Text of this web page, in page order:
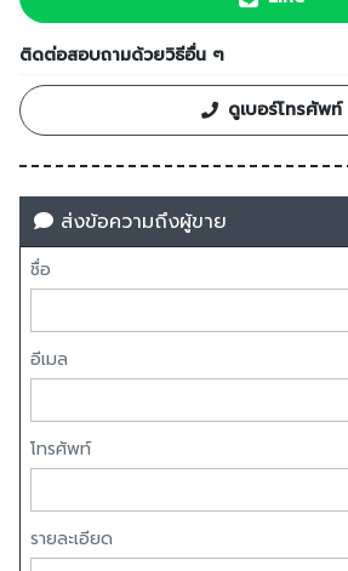
ติดต่อสอบถามด้วยวิธีอื่น ๆ
ดูเบอร์โทรศัพท์
ส่งข้อความถึงผู้ขาย
ชื่อ
อีเมล
โทรศัพท์
รายละเอียด